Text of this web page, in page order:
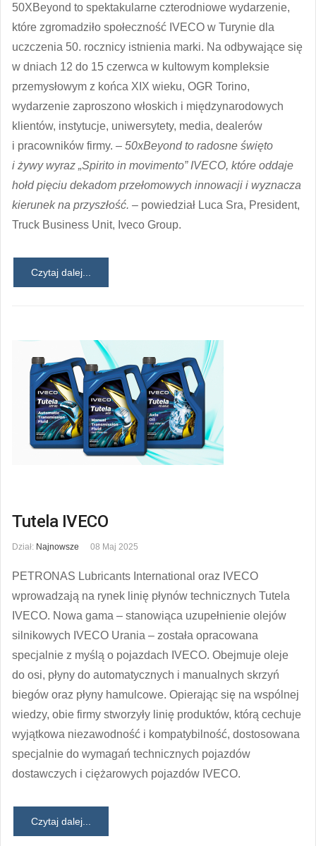
50XBeyond to spektakularne czterodniowe wydarzenie,
które zgromadziło społeczność IVECO w Turynie dla
uczczenia 50. rocznicy istnienia marki. Na odbywające się
w dniach 12 do 15 czerwca w kultowym kompleksie
przemysłowym z końca XIX wieku, OGR Torino,
wydarzenie zaproszono włoskich i międzynarodowych
klientów, instytucje, uniwersytety, media, dealerów
i pracowników firmy. – 50xBeyond to radosne święto
i żywy wyraz „Spirito in movimento” IVECO, które oddaje
hołd pięciu dekadom przełomowych innowacji i wyznacza
kierunek na przyszłość. – powiedział Luca Sra, President,
Truck Business Unit, Iveco Group.
Czytaj dalej...
Tutela IVECO
Dział: Najnowsze 08 Maj 2025
PETRONAS Lubricants International oraz IVECO
wprowadzają na rynek linię płynów technicznych Tutela
IVECO. Nowa gama – stanowiąca uzupełnienie olejów
silnikowych IVECO Urania – została opracowana
specjalnie z myślą o pojazdach IVECO. Obejmuje oleje
do osi, płyny do automatycznych i manualnych skrzyń
biegów oraz płyny hamulcowe. Opierając się na wspólnej
wiedzy, obie firmy stworzyły linię produktów, którą cechuje
wyjątkowa niezawodność i kompatybilność, dostosowana
specjalnie do wymagań technicznych pojazdów
dostawczych i ciężarowych pojazdów IVECO.
Czytaj dalej...